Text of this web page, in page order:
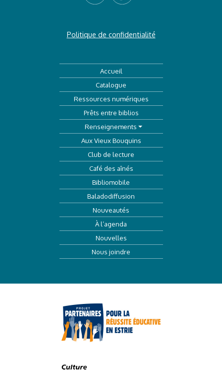
Politique de confidentialité
Accueil
Catalogue
Ressources numériques
Prêts entre biblios
Renseignements
Aux Vieux Bouquins
Club de lecture
Café des aînés
Bibliomobile
Baladodiffusion
Nouveautés
À l’agenda
Nouvelles
Nous joindre